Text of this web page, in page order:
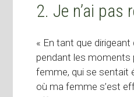
2. Je n’ai
« En tant que
pendant les moments
femme, qui se sentait
où ma femme s’est